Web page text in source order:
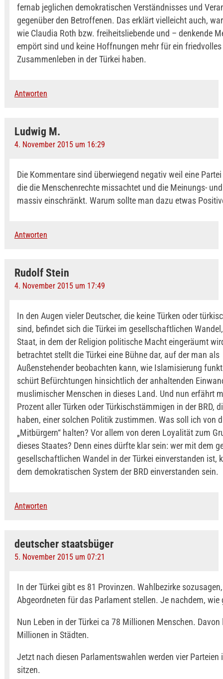
fernab jeglichen demokratischen Verständnisses und
gegenüber den Betroffenen. Das erklärt vielleicht auch,
wie Claudia Roth bzw. freiheitsliebende und – denkende
empört sind und keine Hoffnungen mehr für ein friedvolles
Zusammenleben in der Türkei haben.
Antworten
Ludwig M.
4. November 2015 um 16:29
Die Kommentare sind überwiegend negativ weil eine
die die Menschenrechte missachtet und die Meinungs-
massiv einschränkt. Warum sollte man dazu etwas
Antworten
Rudolf Stein
4. November 2015 um 17:49
In den Augen vieler Deutscher, die keine Türken oder
sind, befindet sich die Türkei im gesellschaftlichen
Staat, in dem der Religion politische Macht eingeräumt
betrachtet stellt die Türkei eine Bühne dar, auf der man als
Außenstehender beobachten kann, wie Islamisierung
schürt Befürchtungen hinsichtlich der anhaltenden
muslimischer Menschen in dieses Land. Und nun erfährt
Prozent aller Türken oder Türkischstämmigen in der BRD,
haben, einer solchen Politik zustimmen. Was soll ich von
„Mitbürgern“ halten? Vor allem von deren Loyalität zum
dieses Staates? Denn eines dürfte klar sein: wer mit dem
gesellschaftlichen Wandel in der Türkei einverstanden ist,
dem demokratischen System der BRD einverstanden sein.
Antworten
deutscher staatsbüger
5. November 2015 um 07:21
In der Türkei gibt es 81 Provinzen. Wahlbezirke
Abgeordneten für das Parlament stellen. Je nachdem,
Nun Leben in der Türkei ca 78 Millionen Menschen. Davon
Millionen in Städten.
Jetzt nach diesen Parlamentswahlen werden vier Parteien
sitzen.